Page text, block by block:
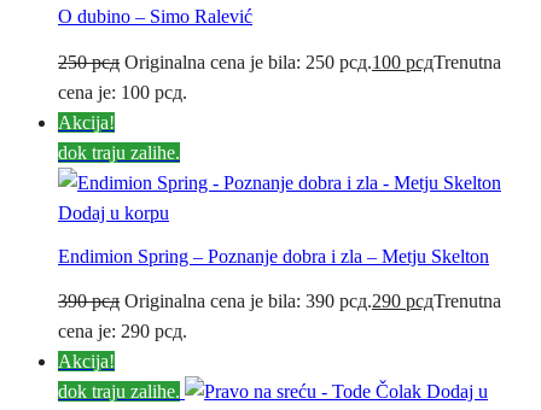
O dubino – Simo Ralević
250рсд Originalna cena je bila: 250 рсд.100 рсдTrenutna
cena je: 100 рсд.
Akcija!
dok traju zalihe.
Dodaj u korpu
Endimion Spring – Poznanje dobra i zla – Metju Skelton
390рсд Originalna cena je bila: 390 рсд.290 рсдTrenutna
cena je: 290 рсд.
Akcija!
dok traju zalihe.
Dodaj u